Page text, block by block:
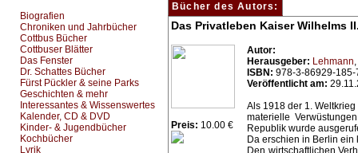
Biografien
Chroniken und Jahrbücher
Cottbus Bücher
Cottbuser Blätter
Das Fenster
Dr. Schattes Bücher
Fürst Pückler & seine Parks
Geschichten & mehr
Interessantes & Wissenswertes
Kalender, CD & DVD
Kinder- & Jugendbücher
Kochbücher
Lyrik
Bücher des Autors:
Das Privatleben Kaiser Wilhelms
Preis: 10.00 €
Autor:
Herausgeber: Lehmann
ISBN: 978-3-86929-185-
Veröffentlicht am:
Als 1918 der 1.
materielle
Republik wurde
Da erschien in Berlin ein
Den wirtschaftlichen